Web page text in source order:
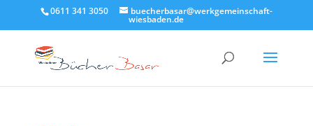
0611 341 3050 buecherbasar@werkgemeinschaft-
wiesbaden.de